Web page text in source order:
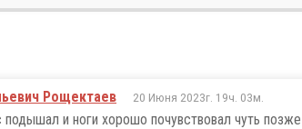
Рощектаев 20 Июня 2023г. 19ч. 03м.
и ноги хорошо почувствовал чуть позже